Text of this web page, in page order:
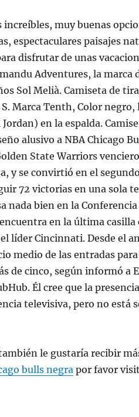
increíbles, muy buenas
espectaculares paisajes
disfrutar de unas
Adventures, la marca
Sol Melià. Camiseta de
Marca Tenth, Color negro,
en la espalda.
alusivo a NBA Chicago
State Warriors
y se convirtió en el
72 victorias en una sola
nada bien en la Conferencia
en la última casilla
líder Cincinnati. Desde el
medio de las entradas
de cinco, según informó a
Él cree que la
televisiva, pero no está
le gustaría recibir
bulls negra por favor